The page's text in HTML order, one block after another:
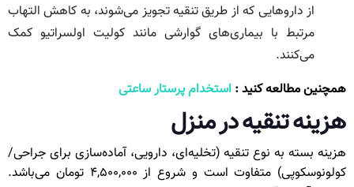
از داروهایی که از طریق تنقیه تجویز می‌شوند، به کاهش التهاب
مرتبط با بیماری‌های گوارشی مانند کولیت اولسراتیو کمک
می‌کنند.
همچنین مطالعه کنید : استخدام پرستار ساعتی
هزینه تنقیه در منزل
هزینه بسته به نوع تنقیه (تخلیه‌ای، دارویی، آماده‌سازی برای جراحی/
کولونوسکوپی) متفاوت است و شروع از ۴,۵۰۰,۰۰۰ تومان می‌باشد.